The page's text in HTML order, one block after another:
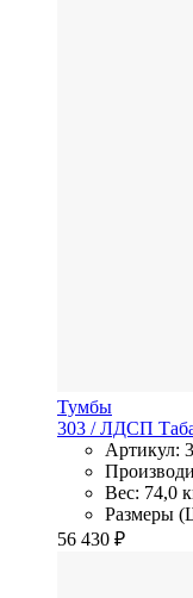
Тумбы
303 / ЛДСП
Артикул:
Вес: 74,0
Размеры
56 430 ₽